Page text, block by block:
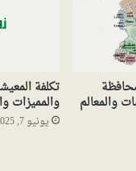
والمعالم والمميزات
يونيو 7, 2025